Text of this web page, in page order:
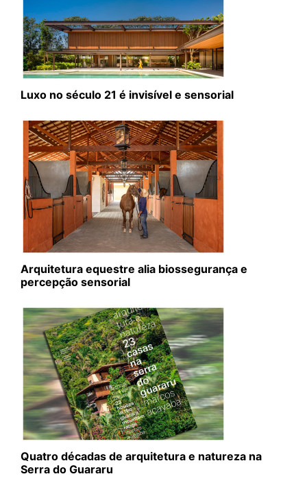
Luxo no século 21 é invisível e sensorial
Arquitetura equestre alia biossegurança e
percepção sensorial
Quatro décadas de arquitetura e natureza na
Serra do Guararu